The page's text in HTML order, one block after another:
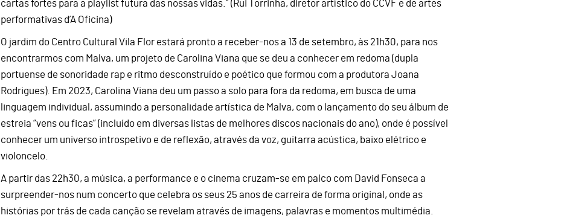
cartas fortes para a playlist futura das nossas vidas.” (Rui Torrinha, diretor artístico do CCVF e de artes
performativas d’A Oficina)
O jardim do Centro Cultural Vila Flor estará pronto a receber-nos a 13 de setembro, às 21h30, para nos
encontrarmos com Malva, um projeto de Carolina Viana que se deu a conhecer em redoma (dupla
portuense de sonoridade rap e ritmo desconstruído e poético que formou com a produtora Joana
Rodrigues). Em 2023, Carolina Viana deu um passo a solo para fora da redoma, em busca de uma
linguagem individual, assumindo a personalidade artística de Malva, com o lançamento do seu álbum de
estreia “vens ou ficas” (incluído em diversas listas de melhores discos nacionais do ano), onde é possível
conhecer um universo introspetivo e de reflexão, através da voz, guitarra acústica, baixo elétrico e
violoncelo.
A partir das 22h30, a música, a performance e o cinema cruzam-se em palco com David Fonseca a
surpreender-nos num concerto que celebra os seus 25 anos de carreira de forma original, onde as
histórias por trás de cada canção se revelam através de imagens, palavras e momentos multimédia.